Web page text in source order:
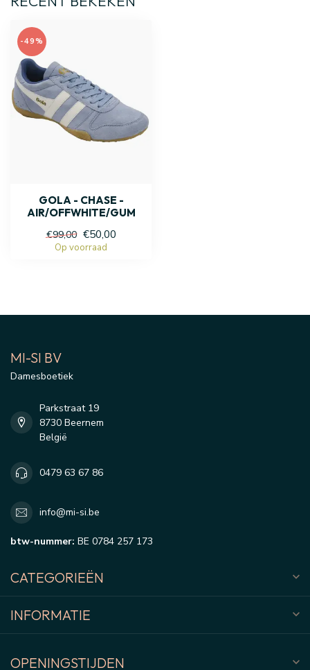
-49%
GOLA - CHASE -
AIR/OFFWHITE/GUM
€99,00 €50,00
Op voorraad
MI-SI BV
Damesboetiek
Parkstraat 19
8730 Beernem
België
0479 63 67 86
info@mi-si.be
btw-nummer: BE 0784 257 173
CATEGORIEËN
INFORMATIE
OPENINGSTIJDEN